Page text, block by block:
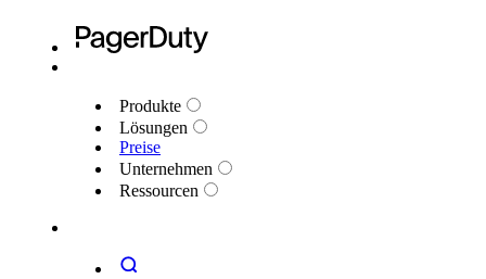
Produkte
Lösungen
Preise
Unternehmen
Ressourcen